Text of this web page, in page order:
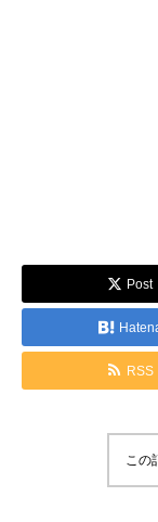
Post
RSS
この